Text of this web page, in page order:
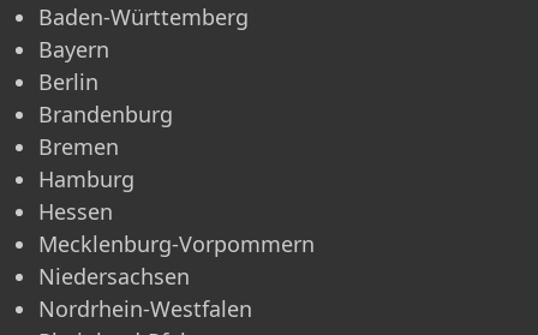
Baden-Württemberg
Bayern
Berlin
Brandenburg
Bremen
Hamburg
Hessen
Mecklenburg-Vorpommern
Niedersachsen
Nordrhein-Westfalen